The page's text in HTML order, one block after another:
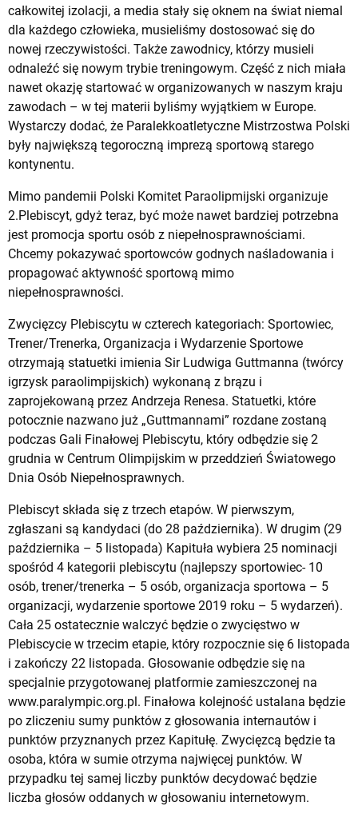
całkowitej izolacji, a media stały się oknem na świat niemal
dla każdego człowieka, musieliśmy dostosować się do
nowej rzeczywistości. Także zawodnicy, którzy musieli
odnaleźć się nowym trybie treningowym. Część z nich miała
nawet okazję startować w organizowanych w naszym kraju
zawodach – w tej materii byliśmy wyjątkiem w Europe.
Wystarczy dodać, że Paralekkoatletyczne Mistrzostwa Polski
były największą tegoroczną imprezą sportową starego
kontynentu.
Mimo pandemii Polski Komitet Paraolipmijski organizuje
2.Plebiscyt, gdyż teraz, być może nawet bardziej potrzebna
jest promocja sportu osób z niepełnosprawnościami.
Chcemy pokazywać sportowców godnych naśladowania i
propagować aktywność sportową mimo
niepełnosprawności.
Zwycięzcy Plebiscytu w czterech kategoriach: Sportowiec,
Trener/Trenerka, Organizacja i Wydarzenie Sportowe
otrzymają statuetki imienia Sir Ludwiga Guttmanna (twórcy
igrzysk paraolimpijskich) wykonaną z brązu i
zaprojekowaną przez Andrzeja Renesa. Statuetki, które
potocznie nazwano już „Guttmannami” rozdane zostaną
podczas Gali Finałowej Plebiscytu, który odbędzie się 2
grudnia w Centrum Olimpijskim w przeddzień Światowego
Dnia Osób Niepełnosprawnych.
Plebiscyt składa się z trzech etapów. W pierwszym,
zgłaszani są kandydaci (do 28 października). W drugim (29
października – 5 listopada) Kapituła wybiera 25 nominacji
spośród 4 kategorii plebiscytu (najlepszy sportowiec- 10
osób, trener/trenerka – 5 osób, organizacja sportowa – 5
organizacji, wydarzenie sportowe 2019 roku – 5 wydarzeń).
Cała 25 ostatecznie walczyć będzie o zwycięstwo w
Plebiscycie w trzecim etapie, który rozpocznie się 6 listopada
i zakończy 22 listopada. Głosowanie odbędzie się na
specjalnie przygotowanej platformie zamieszczonej na
www.paralympic.org.pl. Finałowa kolejność ustalana będzie
po zliczeniu sumy punktów z głosowania internautów i
punktów przyznanych przez Kapitułę. Zwycięzcą będzie ta
osoba, która w sumie otrzyma najwięcej punktów. W
przypadku tej samej liczby punktów decydować będzie
liczba głosów oddanych w głosowaniu internetowym.